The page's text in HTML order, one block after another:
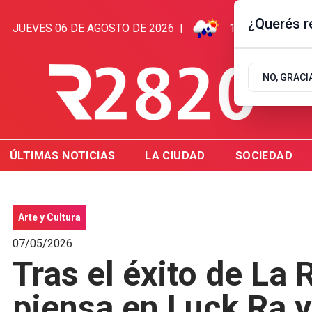
JUEVES 06 DE AGOSTO DE 2026 | 14.9ºC |
ÚLTIMAS NOTICIAS LA CIUDAD SOCIEDAD
Arte y Cultura
07/05/2026
Tras el éxito de La
¿Querés
NO,